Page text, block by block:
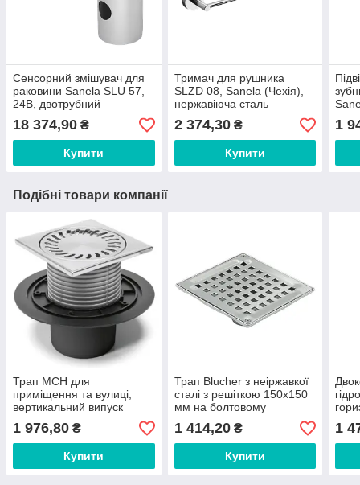
Сенсорний змішувач для
раковини Sanela SLU 57,
24В, двотрубний
18 374,90 ₴
Купити
Тримач для рушника
SLZD 08, Sanela (Чехія),
нержавіюча сталь
2 374,30₴
Купити
1
Подібні товари компанії
Трап MCH для
приміщення та вулиці,
вертикальний випуск
нержавіюча решітка
150х150 мм арт.386Е
1 976,80 ₴
Купити
Трап Blucher з неіржавкої
сталі з решіткою 150х150
мм на болтовому
кріпленні, вертикальний
випуск DN40
1 414,20₴
Купити
1